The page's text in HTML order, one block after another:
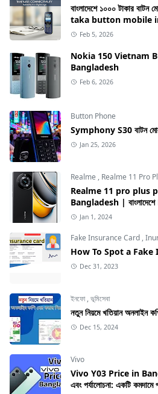
বাংলাদেশে ১০০০ টাকার
taka button mobile
Feb 5, 2026
Nokia 150 Vietnam
Bangladesh
Feb 6, 2026
Button Phone
Symphony S30 বাটন
Jan 25, 2026
Realme , Realme 11 Pro
Realme 11 pro plus price & Full
Bangladesh |
Jan 1, 2024
Fake Insurance Card ,
How To Spot a Fake
Dec 31, 2023
ইনফো,ভূমিসেবা
নতুন নিয়মে খতিয়ান অনলাইন
Dec 15, 2024
Vivo
Vivo Y03 Price in
এবং পর্যালোচনা: একটি কমদামে